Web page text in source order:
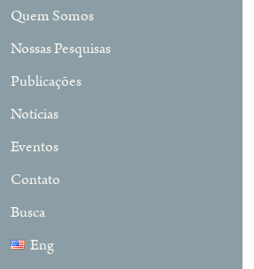
Quem Somos
Nossas Pesquisas
Publicações
Notícias
Eventos
Contato
Busca
Eng